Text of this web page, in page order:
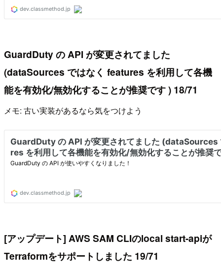
GuardDuty の API が変更されてました
(dataSources ではなく features を利用して各機
能を有効化/無効化することが推奨です ) 18/71
メモ: 古い実装があるなら気をつけよう
[アップデート] AWS SAM CLIのlocal start-apiが
Terraformをサポートしました 19/71